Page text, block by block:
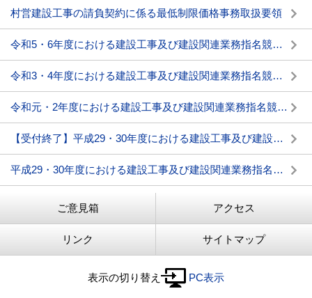
村営建設工事の請負契約に係る最低制限価格事務取扱要領
令和5・6年度における建設工事及び建設関連業務指名競争入札参加資格審査申請の受付について
令和3・4年度における建設工事及び建設関連業務指名競争入札参加資格審査申請の受付について
令和元・2年度における建設工事及び建設関連業務指名競争入札参加資格審査申請（中間年申請）の受付について
【受付終了】平成29・30年度における建設工事及び建設関連業務指名競争入札参加資格審査申請(中間年申請)の受付について
平成29・30年度における建設工事及び建設関連業務指名競争入札参加資格審査申請の受付について
ご意見箱 アクセス
リンク サイトマップ
表示の切り替え PC表示